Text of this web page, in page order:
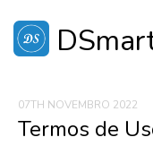
07TH NOVEMBRO 2022
Termos de